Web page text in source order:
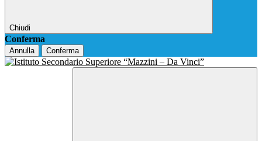
Chiudi
Conferma
Annulla Conferma